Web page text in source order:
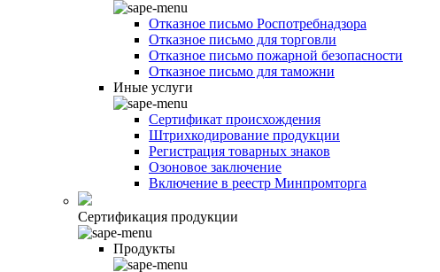
Отказное письмо Роспотребнадзора
Отказное письмо для торговли
Отказное письмо пожарной безопасности
Отказное письмо для таможни
Иные услуги
Сертификат происхождения
Штрихкодирование продукции
Регистрация товарных знаков
Озоновое заключение
Включение в реестр Минпромторга
Сертификация продукции
Продукты